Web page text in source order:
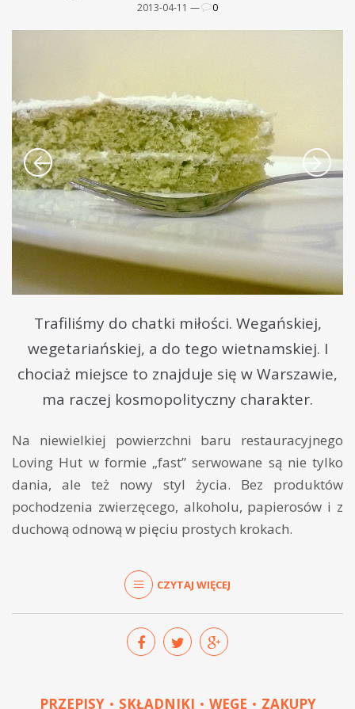
2013-04-11 — 0
Trafiliśmy do chatki miłości. Wegańskiej,
wegetariańskiej, a do tego wietnamskiej. I
chociaż miejsce to znajduje się w Warszawie,
ma raczej kosmopolityczny charakter.
Na niewielkiej powierzchni baru restauracyjnego
Loving Hut w formie „fast” serwowane są nie tylko
dania, ale też nowy styl życia. Bez produktów
pochodzenia zwierzęcego, alkoholu, papierosów i z
duchową odnową w pięciu prostych krokach.
CZYTAJ WIĘCEJ
PRZEPISY SKŁADNIKI WEGE ZAKUPY